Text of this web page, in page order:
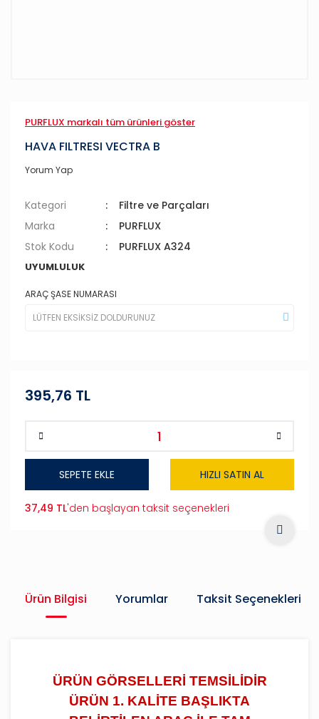
PURFLUX markalı tüm ürünleri göster
HAVA FILTRESI VECTRA B
Yorum Yap
Kategori
Filtre ve Parçaları
Marka
PURFLUX
Stok Kodu
PURFLUX A324
UYUMLULUK
ARAÇ ŞASE NUMARASI
395,76 TL
SEPETE EKLE HIZLI SATIN AL
37,49 TL'den başlayan taksit seçenekleri
Ürün Bilgisi Yorumlar Taksit Seçenekleri
ÜRÜN GÖRSELLERİ TEMSİLİDİR
ÜRÜN 1. KALİTE BAŞLIKTA